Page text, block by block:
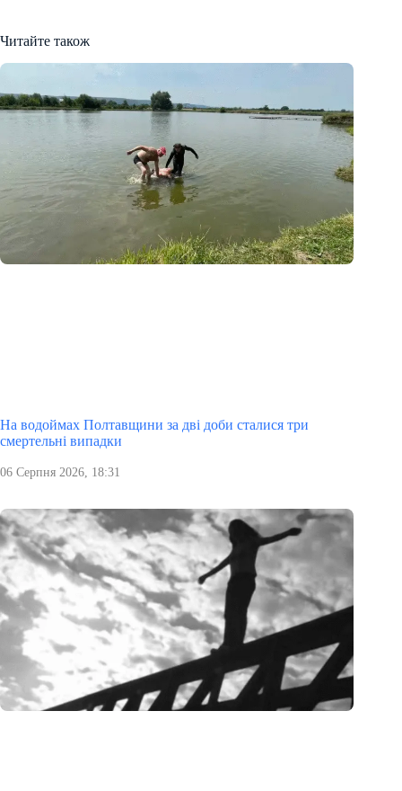
Читайте також
На водоймах Полтавщини за дві доби сталися три
смертельні випадки
06 Серпня 2026, 18:31